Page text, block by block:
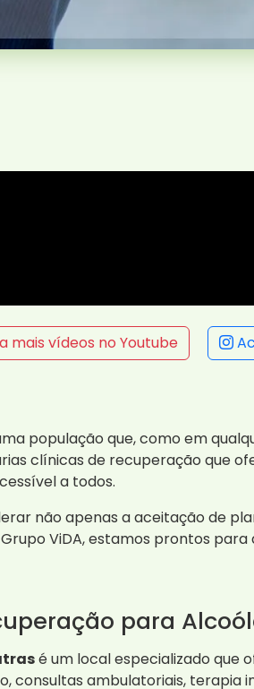
mais vídeos no Youtube
população que, como em
clínicas de recuperação que
a todos.
não apenas a aceitação de
ViDA, estamos prontos
para
é um local especializado que
consultas ambulatoriais, terapia